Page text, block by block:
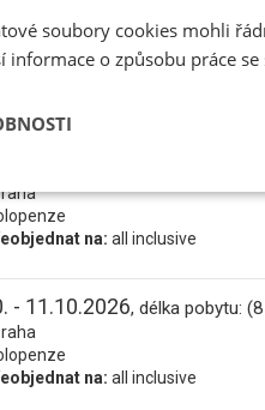
- 12.10.2026, délka pobytu:
na: all inclusive
- 11.10.2026, délka pobytu:
na: all inclusive
soubory cookies mohli
informace o způsobu práce